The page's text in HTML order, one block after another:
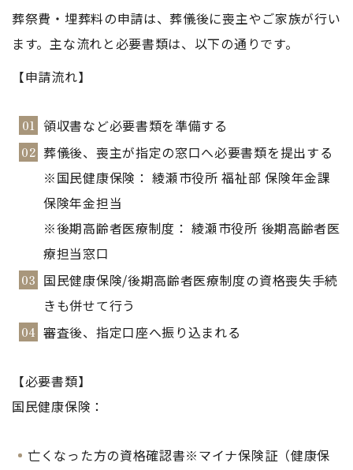
葬祭費・埋葬料の申請は、葬儀後に喪主やご家族が行い
ます。主な流れと必要書類は、以下の通りです。
【申請流れ】
領収書など必要書類を準備する
葬儀後、喪主が指定の窓口へ必要書類を提出する
※国民健康保険： 綾瀬市役所 福祉部 保険年金課
保険年金担当
※後期高齢者医療制度： 綾瀬市役所 後期高齢者医
療担当窓口
国民健康保険/後期高齢者医療制度の資格喪失手続
きも併せて行う
審査後、指定口座へ振り込まれる
【必要書類】
国民健康保険：
亡くなった方の資格確認書※マイナ保険証（健康保